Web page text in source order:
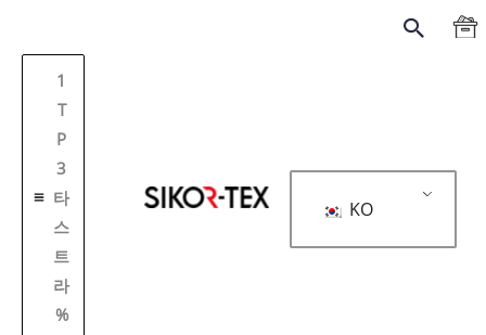
搜
1
T
P
3
타
스
트
라
%
KO
난연성 원단
SIKOR - TEX: 난연성 원단 제조업체
난연성 원단 이해